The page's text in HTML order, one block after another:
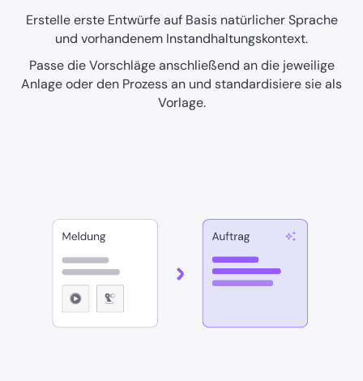
Erstelle erste Entwürfe auf Basis natürlicher Sprache
und vorhandenem Instandhaltungskontext.
Passe die Vorschläge anschließend an die jeweilige
Anlage oder den Prozess an und standardisiere sie als
Vorlage.